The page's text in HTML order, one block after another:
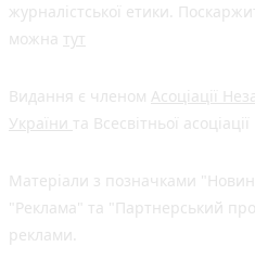
журналістської етики.
можна тут
Видання є членом Асоціації
України та Всесвітньої
Матеріали з позначками
"Реклама" та "Партнерський
реклами.